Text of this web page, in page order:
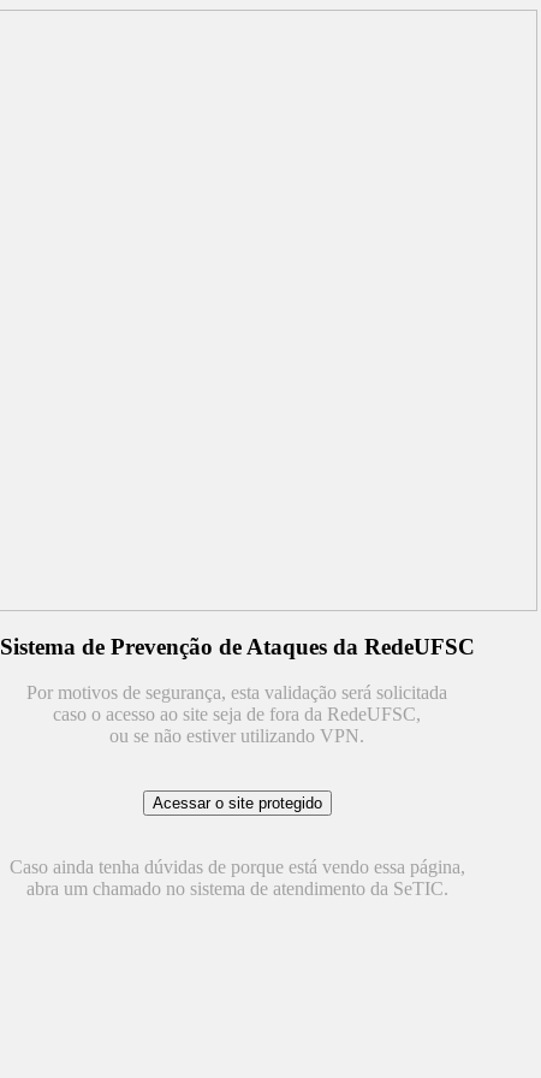
Sistema de Prevenção de Ataques da RedeUFSC
Por motivos de segurança, esta validação será solicitada
caso o acesso ao site seja de fora da RedeUFSC,
ou se não estiver utilizando VPN.
Caso ainda tenha dúvidas de porque está vendo essa página,
abra um chamado no sistema de atendimento da SeTIC.